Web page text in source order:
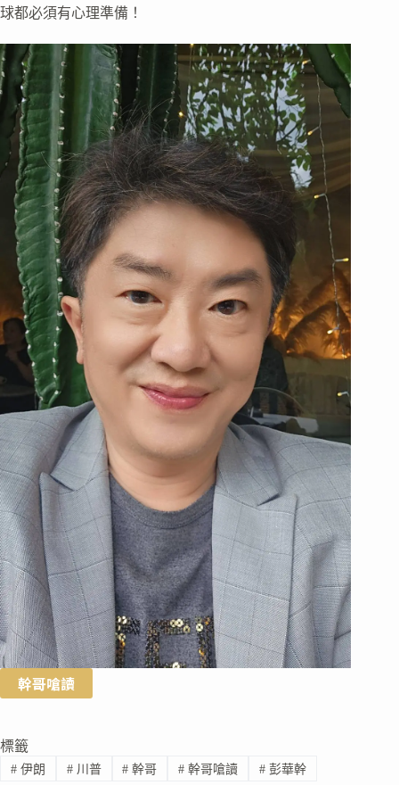
球都必須有心理準備！
幹哥嗆讀
標籤
#伊朗 #川普 # 幹哥 # 幹哥嗆讀 # 彭華幹